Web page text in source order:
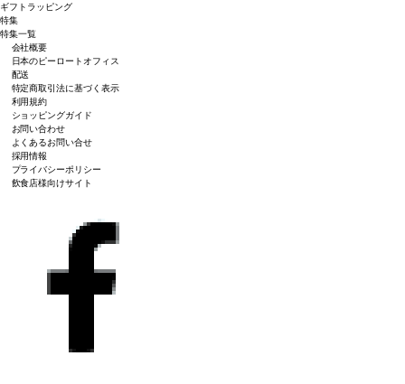
ギフトラッピング
特集
特集一覧
会社概要
日本のピーロートオフィス
配送
特定商取引法に基づく表示
利用規約
ショッピングガイド
お問い合わせ
よくあるお問い合せ
採用情報
プライバシーポリシー
飲食店様向けサイト